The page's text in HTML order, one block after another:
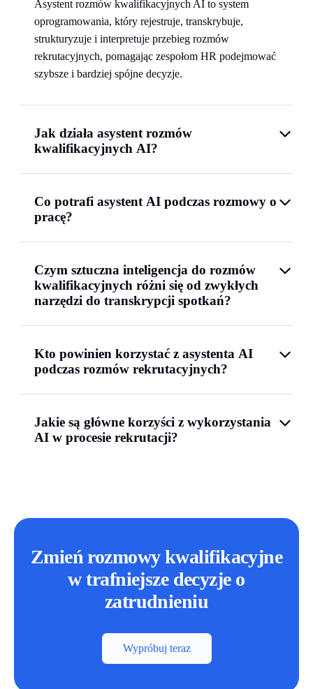
Asystent rozmów kwalifikacyjnych AI to system
oprogramowania, który rejestruje, transkrybuje,
strukturyzuje i interpretuje przebieg rozmów
rekrutacyjnych, pomagając zespołom HR podejmować
szybsze i bardziej spójne decyzje.
Jak działa asystent rozmów
kwalifikacyjnych AI?
Co potrafi asystent AI podczas rozmowy o
pracę?
Czym sztuczna inteligencja do rozmów
kwalifikacyjnych różni się od zwykłych
narzędzi do transkrypcji spotkań?
Kto powinien korzystać z asystenta AI
podczas rozmów rekrutacyjnych?
Jakie są główne korzyści z wykorzystania
AI w procesie rekrutacji?
Zmień rozmowy kwalifikacyjne
w trafniejsze decyzje o
zatrudnieniu
Wypróbuj teraz